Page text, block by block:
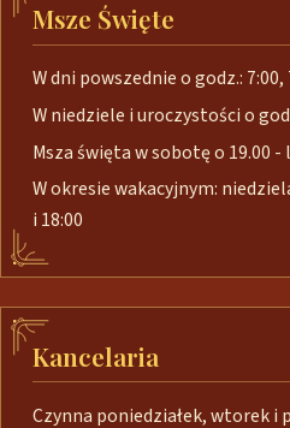
Msze Święte
W dni powszednie o godz.: 7:00,
W niedziele i uroczystości o
Msza święta w sobotę o 19.00
W okresie wakacyjnym:
i 18:00
Kancelaria
Czynna poniedziałek, wtorek i